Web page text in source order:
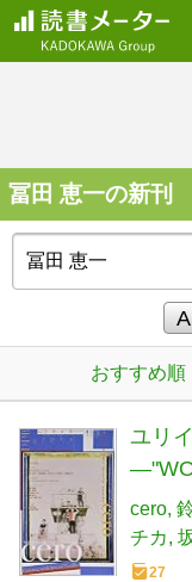
冨田 恵一の新刊
おすすめ順
ユリ
cero
チカ
27